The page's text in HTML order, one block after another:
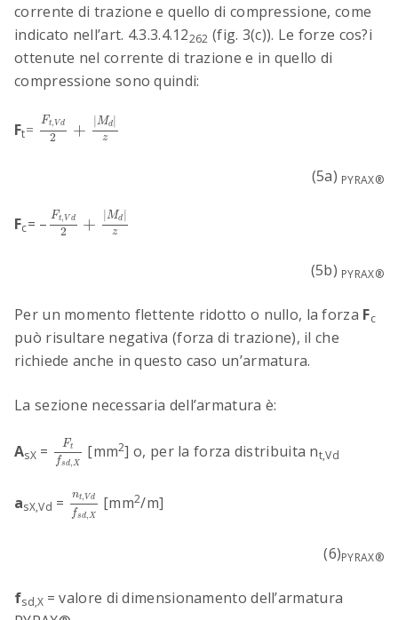
corrente di trazione e quello di compressione, come
indicato nell’art. 4.3.3.4.12262 (fig. 3(c)). Le forze cos?i
ottenute nel corrente di trazione e in quello di
compressione sono quindi:
Ft= Ft, Vd
2 + Md
z
Ft,V +|M
(5a) PYRAX®
Fc= – Ft, V d
2 + |Md
z
Ft,V +|M
(5b) PYRAX®
Per un momento flettente ridotto o nullo, la forza Fc
può risultare negativa (forza di trazione), il che
richiede anche in questo caso un’armatura.
La sezione necessaria dell’armatura è:
AsX= Ft
fsd,X
tf
[mm2] o, per la forza distribuita nt,Vd
asX,Vd = nt, Vd
fsd,X
nt,V d d,X
[mm2/m]
(6)PYRAX®
fsd,X = valore di dimensionamento dell’armatura